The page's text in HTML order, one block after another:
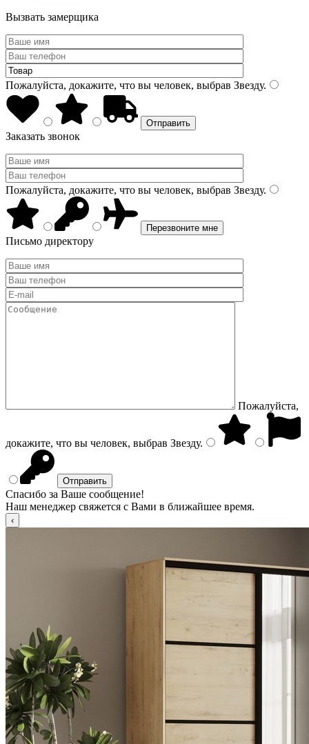
Вызвать замерщика
Пожалуйста, докажите, что вы человек, выбрав Звезду.
Заказать звонок
Пожалуйста, докажите, что вы человек, выбрав Звезду.
Письмо директору
Пожалуйста,
докажите, что вы человек, выбрав Звезду.
Спасибо за Ваше сообщение!
Наш менеджер свяжется с Вами в ближайшее время.